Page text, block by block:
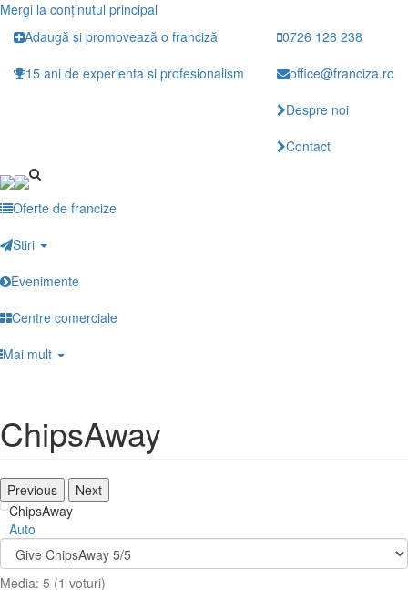
Mergi la conţinutul principal
Adaugă și promovează o franciză
15 ani de experienta si profesionalism
0726 128 238
office@franciza.ro
Despre noi
Contact
Oferte de francize
Stiri
Evenimente
Centre comerciale
Mai mult
ChipsAway
Previous
Next
ChipsAway
Auto
Media: 5 (1 voturi)